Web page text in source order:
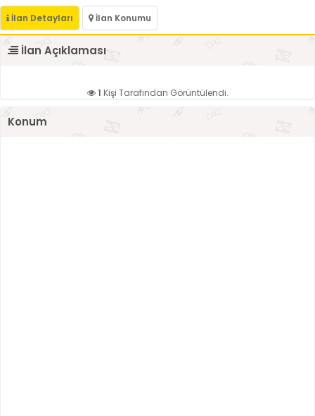
İlan Detayları İlan Konumu
İlan Açıklaması
1 Kişi Tarafından Görüntülendi.
Konum